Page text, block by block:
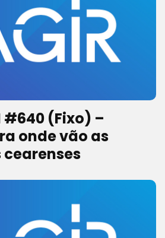
#640 (Fixo) –
onde vão as